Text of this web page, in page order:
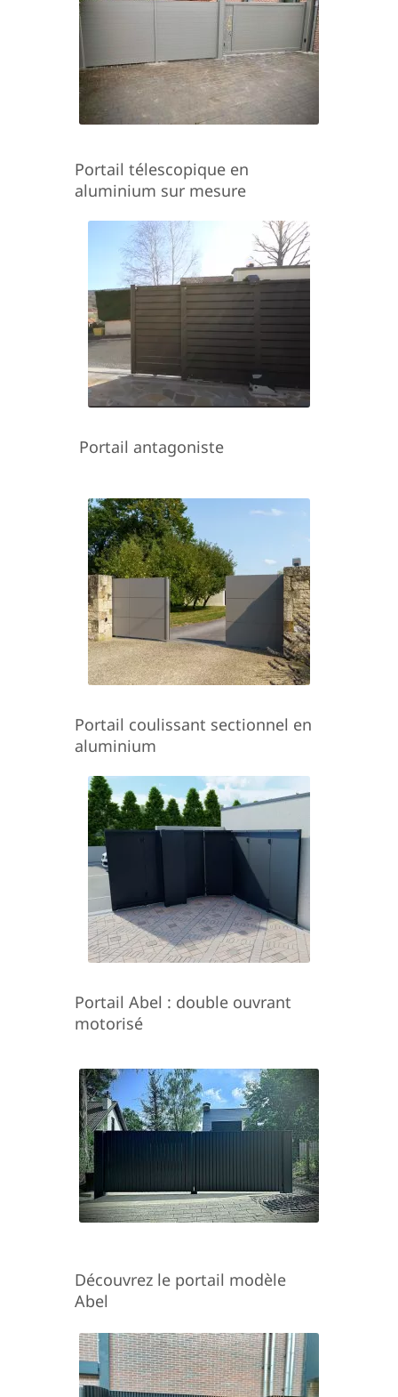
Portail télescopique en
aluminium sur mesure
Portail antagoniste
Portail coulissant sectionnel en
aluminium
Portail Abel : double ouvrant
motorisé
Découvrez le portail modèle
Abel